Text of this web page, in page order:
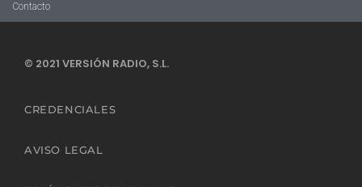
Contacto
© 2021 VERSIÓN RADIO, S.L.
CREDENCIALES
AVISO LEGAL